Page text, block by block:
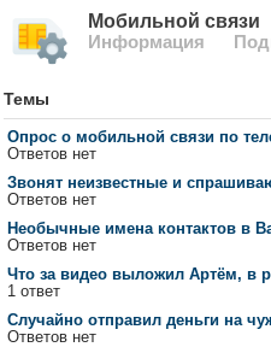
Мобильной связи
Информация
Темы
Опрос о мобильной связи по
Ответов нет
Звонят неизвестные и
Ответов нет
Необычные имена контактов в
Ответов нет
Что за видео выложил Артём, в
1 ответ
Случайно отправил деньги на
Ответов нет